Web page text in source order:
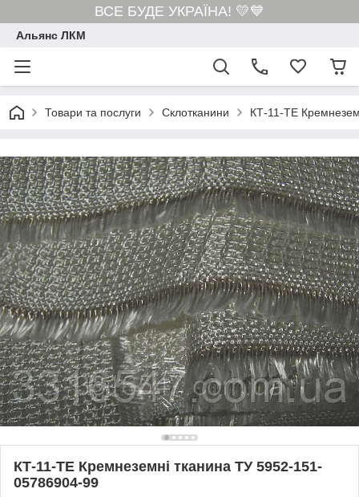
ВСЕ БУДЕ УКРАЇНА! 💛💙
Альянс ЛКМ
Товари та послуги Склотканини КТ-11-ТЕ
КТ-11-ТЕ Кремнеземні тканина ТУ 5952-151-
05786904-99